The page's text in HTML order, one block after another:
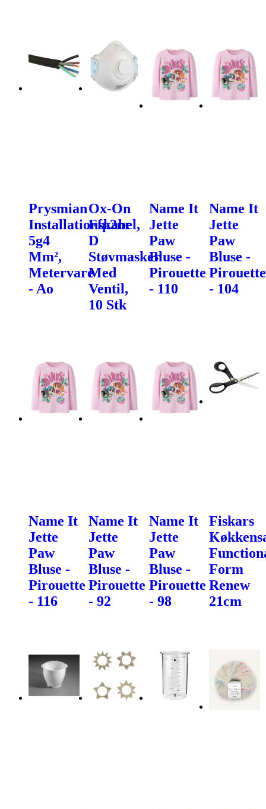
Prysmian
Installationskabel,
5g4
Mm²,
Metervare
- Ao
Ox-On
Ffp2nr
D
Støvmasker
Med
Ventil,
10 Stk
Name It
Jette
Paw
Bluse -
Pirouette
- 110
Name It
Jette
Paw
Bluse -
Pirouette
- 104
Name It
Jette
Paw
Bluse -
Pirouette
- 116
Name It
Jette
Paw
Bluse -
Pirouette
- 92
Name It
Jette
Paw
Bluse -
Pirouette
- 98
Fiskars
Form
Renew
21cm